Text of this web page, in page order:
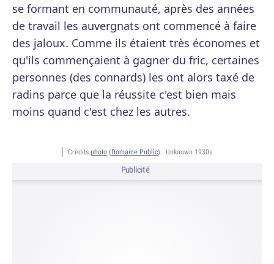
se formant en communauté, après des années
de travail les auvergnats ont commencé à faire
des jaloux. Comme ils étaient très économes et
qu'ils commençaient à gagner du fric, certaines
personnes (des connards) les ont alors taxé de
radins parce que la réussite c'est bien mais
moins quand c'est chez les autres.
Crédits photo (Domaine Public) : Unknown 1930s
Publicité